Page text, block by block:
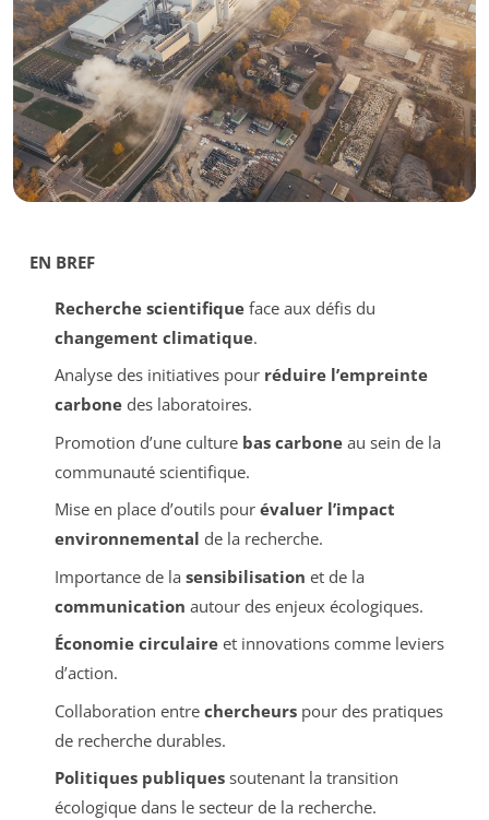
EN BREF
Recherche scientifiqueface aux défis du
changement climatique.
Analyse des initiatives pour réduire l’empreinte
carbonedes laboratoires.
Promotion d’une culture bas carboneau sein de la
communauté scientifique.
Mise en place d’outils pour évaluer l’impact
environnemental de la recherche.
Importance de la sensibilisation et de la
communication autour des enjeux écologiques.
Économie circulaireet innovations comme leviers
d’action.
Collaboration entre chercheurspour des pratiques
de recherche durables.
Politiques publiquessoutenant la transition
écologique dans le secteur de la recherche.